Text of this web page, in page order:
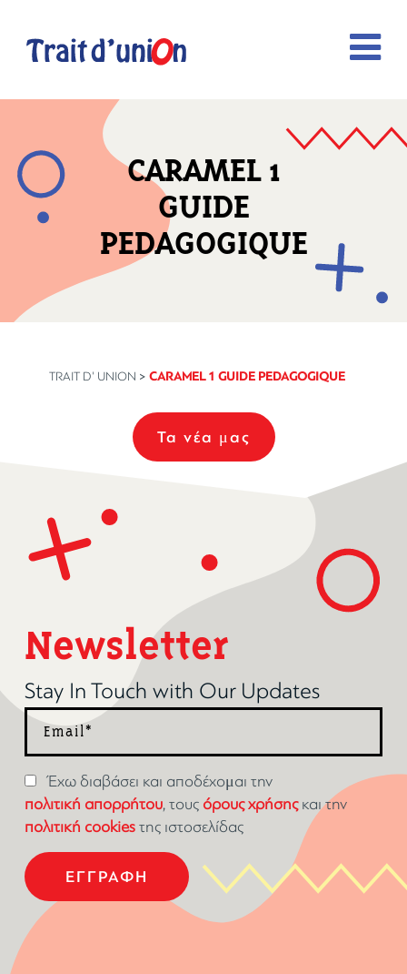
CARAMEL 1
GUIDE
PEDAGOGIQUE
TRAIT D' UNION > CARAMEL 1 GUIDE PEDAGOGIQUE
Τα νέα μας
Newsletter
Stay In Touch with Our Updates
Έχω διαβάσει και αποδέχομαι την
πολιτική απορρήτου, τους όρους χρήσηςκαι την
πολιτική cookiesτης ιστοσελίδας